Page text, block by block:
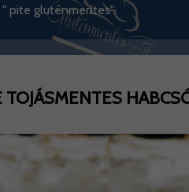
pite gluténmentes"
TOJÁSMENTES